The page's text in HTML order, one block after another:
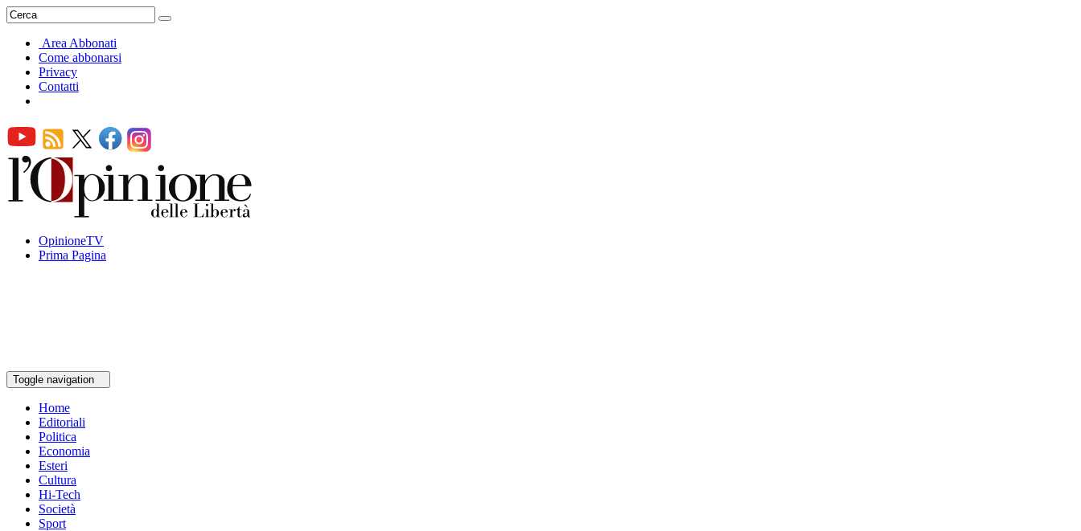
Area Abbonati
Come abbonarsi
Privacy
Contatti
OpinioneTV
Prima Pagina
Toggle navigation
Home
Editoriali
Politica
Economia
Esteri
Cultura
Hi-Tech
Società
Sport